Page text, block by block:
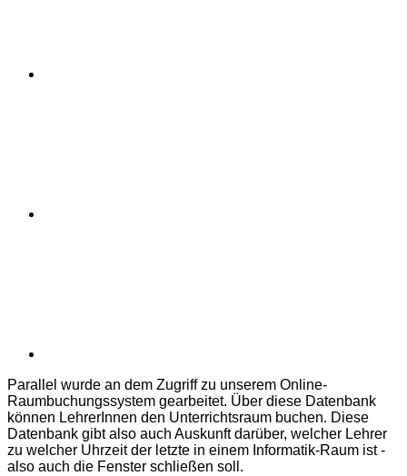
Parallel wurde an dem Zugriff zu unserem Online-
Raumbuchungssystem gearbeitet. Über diese Datenbank
können LehrerInnen den Unterrichtsraum buchen. Diese
Datenbank gibt also auch Auskunft darüber, welcher Lehrer
zu welcher Uhrzeit der letzte in einem Informatik-Raum ist -
also auch die Fenster schließen soll.